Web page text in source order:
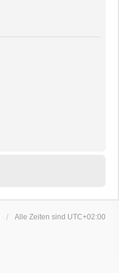
Alle Zeiten sind UTC+02:00